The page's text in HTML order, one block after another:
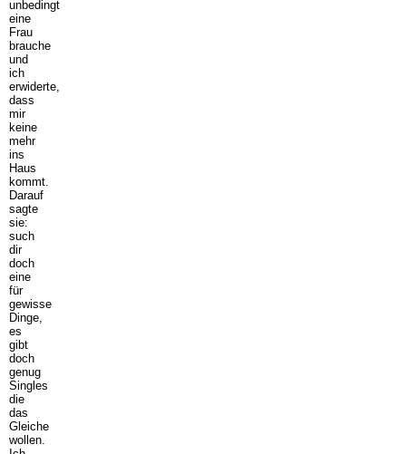
unbedingt
eine
Frau
brauche
und
ich
erwiderte,
dass
mir
keine
mehr
ins
Haus
kommt.
Darauf
sagte
sie:
such
dir
doch
eine
für
gewisse
Dinge,
es
gibt
doch
genug
Singles
die
das
Gleiche
wollen.